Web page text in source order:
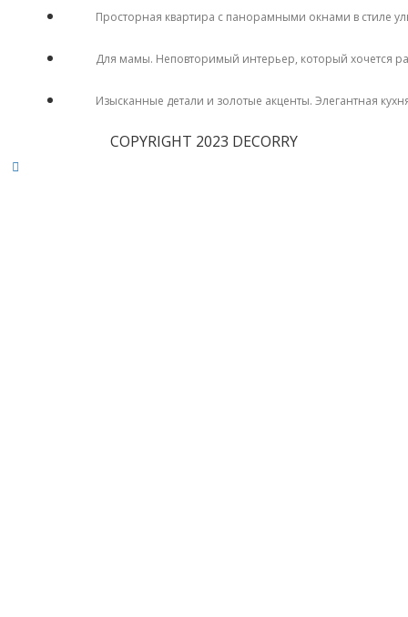
Просторная квартира с панорамными окнами в стиле
Для мамы. Неповторимый интерьер, который хочется
Изысканные детали и золотые акценты. Элегантная
COPYRIGHT 2023 DECORRY